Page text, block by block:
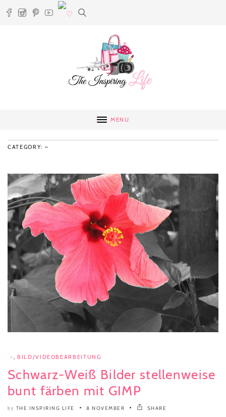
MENU
CATEGORY: –
- BILD/VIDEOBEARBEITUNG
Schwarz-Weiß Bilder stellenweise
bunt färben mit GIMP
by THE INSPIRING LIFE 8 NOVEMBER SHARE